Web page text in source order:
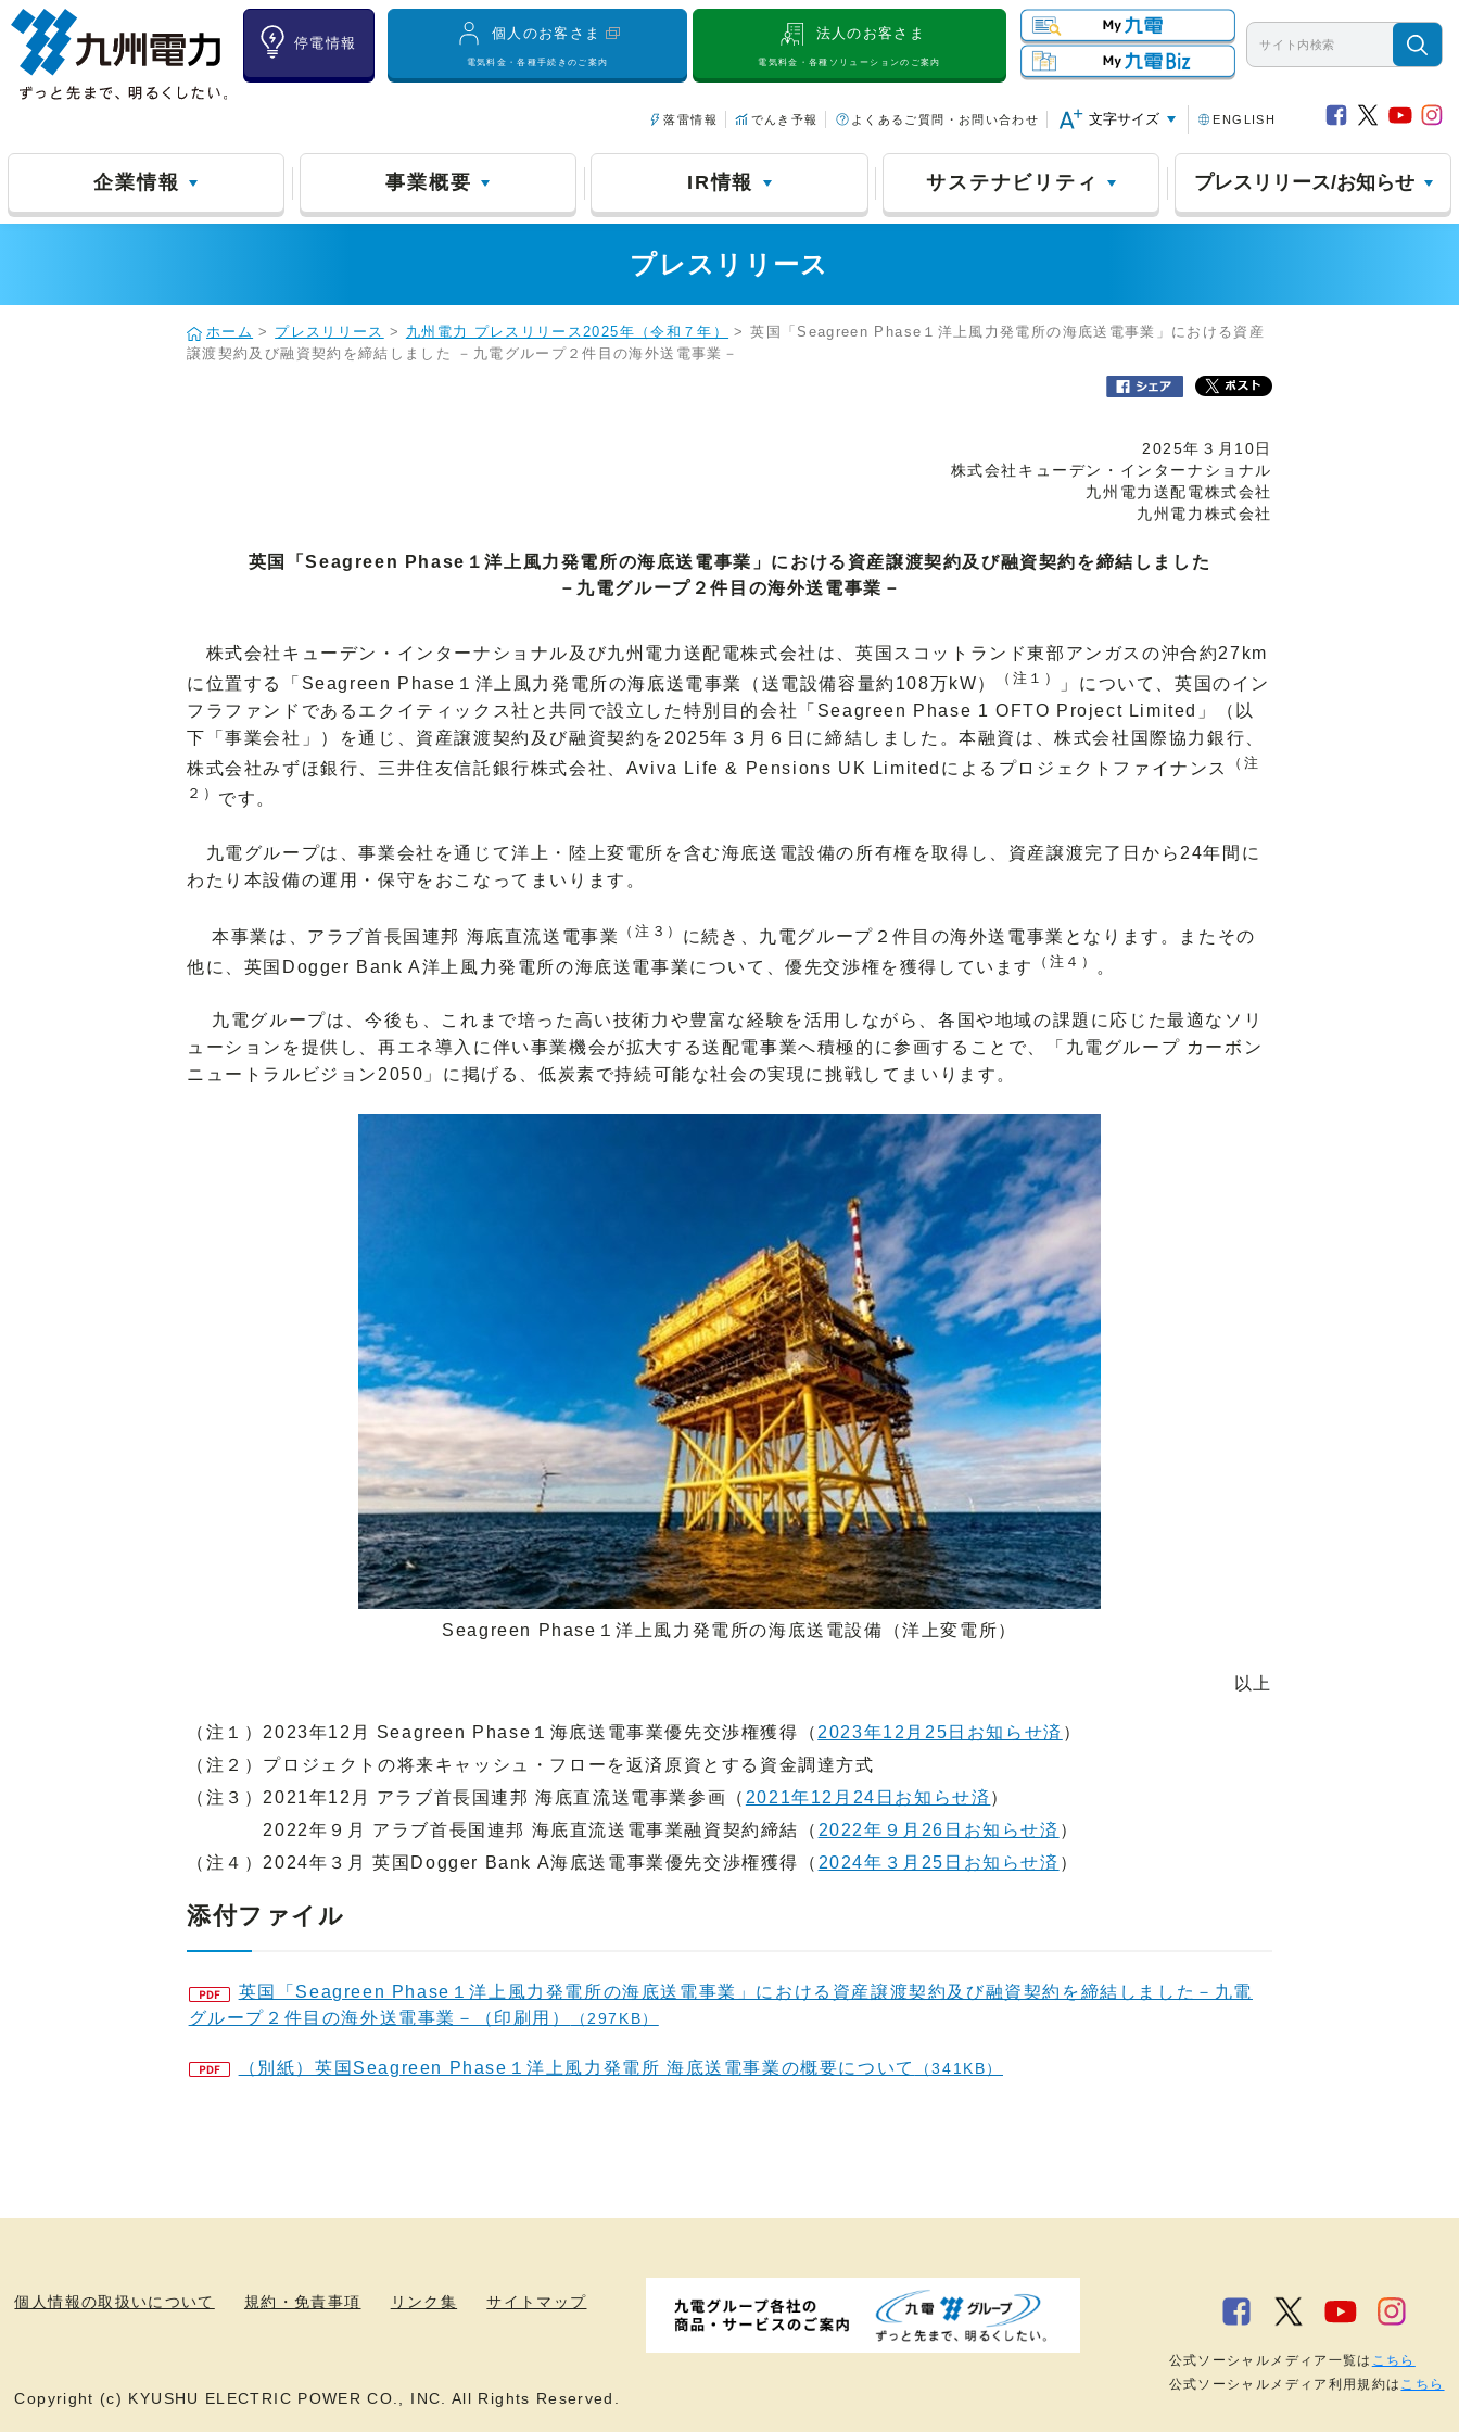
停電情報
個人のお客さま
電気料金・各種手続きのご案内
法人のお客さま
電気料金・各種ソリューションのご案内
落雷情報 でんき予報 よくあるご質問・お問い合わせ 文字サイズ ENGLISH
企業情報 事業概要 IR情報 サステナビリティ プレスリリース/お知らせ
プレスリリース
ホーム > プレスリリース > 九州電力 プレスリリース2025年（令和７年）
> 英国「Seagreen Phase１洋上風力発電所の海底送電事業」における資産
譲渡契約及び融資契約を締結しました －九電グループ２件目の海外送電事業－
2025年３月10日
株式会社キューデン・インターナショナル
九州電力送配電株式会社
九州電力株式会社
英国「Seagreen Phase１洋上風力発電所の海底送電事業」における資産譲渡契約及び融資契約を締結しました
－九電グループ２件目の海外送電事業－
株式会社キューデン・インターナショナル及び九州電力送配電株式会社は、英国スコットランド東部アンガスの沖合約27km
に位置する「Seagreen Phase１洋上風力発電所の海底送電事業（送電設備容量約108万kW）
（注１）
」について、英国のイン
フラファンドであるエクイティックス社と共同で設立した特別目的会社「Seagreen Phase 1 OFTO Project Limited」（以
下「事業会社」）を通じ、資産譲渡契約及び融資契約を2025年３月６日に締結しました。本融資は、株式会社国際協力銀行、
株式会社みずほ銀行、三井住友信託銀行株式会社、Aviva Life & Pensions UK Limitedによるプロジェクトファイナンス
（注
２） です。
九電グループは、事業会社を通じて洋上・陸上変電所を含む海底送電設備の所有権を取得し、資産譲渡完了日から24年間に
わたり本設備の運用・保守をおこなってまいります。
本事業は、アラブ首長国連邦 海底直流送電事業 （注３） に続き、九電グループ２件目の海外送電事業となります。またその
他に、英国Dogger Bank A洋上風力発電所の海底送電事業について、優先交渉権を獲得しています
（注４） 。
九電グループは、今後も、これまで培った高い技術力や豊富な経験を活用しながら、各国や地域の課題に応じた最適なソリ
ューションを提供し、再エネ導入に伴い事業機会が拡大する送配電事業へ積極的に参画することで、「九電グループ カーボン
ニュートラルビジョン2050」に掲げる、低炭素で持続可能な社会の実現に挑戦してまいります。
Seagreen Phase１洋上風力発電所の海底送電設備（洋上変電所）
以上
（注１）2023年12月 Seagreen Phase１海底送電事業優先交渉権獲得（ 2023年12月25日お知らせ済 ）
（注２）プロジェクトの将来キャッシュ・フローを返済原資とする資金調達方式
（注３）2021年12月 アラブ首長国連邦 海底直流送電事業参画（ 2021年12月24日お知らせ済 ）
2022年９月 アラブ首長国連邦 海底直流送電事業融資契約締結（ 2022年９月26日お知らせ済 ）
（注４）2024年３月 英国Dogger Bank A海底送電事業優先交渉権獲得（ 2024年３月25日お知らせ済 ）
添付ファイル
英国「Seagreen Phase１洋上風力発電所の海底送電事業」における資産譲渡契約及び融資契約を締結しました－九電
グループ２件目の海外送電事業－（印刷用）
（297KB）
（別紙）英国Seagreen Phase１洋上風力発電所 海底送電事業の概要について （341KB）
個人情報の取扱いについて 規約・免責事項 リンク集 サイトマップ
Copyright (c) KYUSHU ELECTRIC POWER CO., INC. All Rights Reserved.
公式ソーシャルメディア一覧は こちら
公式ソーシャルメディア利用規約は こちら